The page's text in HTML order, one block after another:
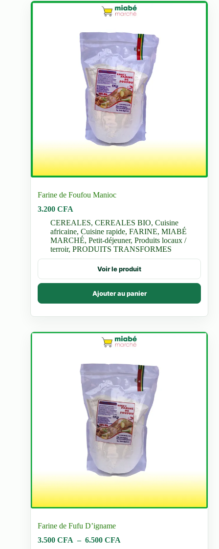
Farine de Foufou Manioc
3.200CFA
CEREALES,CEREALES BIO,Cuisine
africaine,Cuisine rapide,FARINE,MIABÉ
MARCHÉ,Petit-déjeuner,Produits locaux /
terroir,PRODUITS TRANSFORMES
Voir le produit
Ajouter au panier
Farine de Fufu D’igname
3.500CFA – 6.500CFA